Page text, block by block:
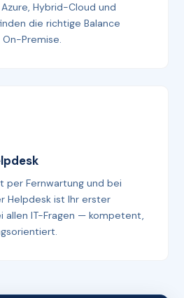
Hybrid-Cloud und
die richtige Balance
Premise.
per Fernwartung und bei
Helpdesk ist Ihr erster
allen IT-Fragen — kompetent,